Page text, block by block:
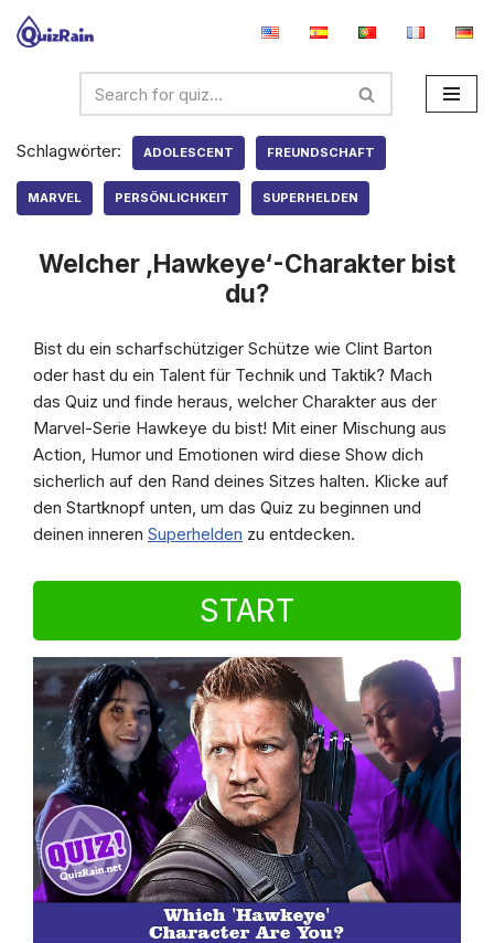
springen
Schlagwörter:
ADOLESCENT FREUNDSCHAFT
MARVEL PERSÖNLICHKEIT SUPERHELDEN
Welcher ‚Hawkeye‘-Charakter bist
du?
Bist du ein scharfschütziger Schütze wie Clint Barton
oder hast du ein Talent für Technik und Taktik? Mach
das Quiz und finde heraus, welcher Charakter aus der
Marvel-Serie Hawkeye du bist! Mit einer Mischung aus
Action, Humor und Emotionen wird diese Show dich
sicherlich auf den Rand deines Sitzes halten. Klicke auf
den Startknopf unten, um das Quiz zu beginnen und
deinen inneren Superhelden zu entdecken.
START